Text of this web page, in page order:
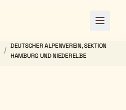
Menü
/ DEUTSCHER ALPENVEREIN, SEKTION
HAMBURG UND NIEDERELBE